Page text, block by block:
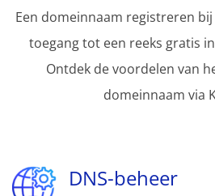
Een domeinnaam registreren
toegang tot een reeks gratis
Ontdek de voordelen van
domeinnaam via
DNS-beheer